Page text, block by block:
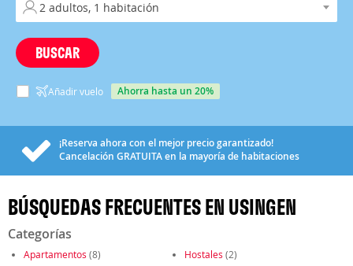
BUSCAR
Añadir vuelo ahorra hasta un 20%
¡Reserva ahora con el mejor precio garantizado!
Cancelación GRATUITAen la mayoría de habitaciones
BÚSQUEDAS FRECUENTES EN USINGEN
Categorías
Apartamentos (8) Hostales (2)